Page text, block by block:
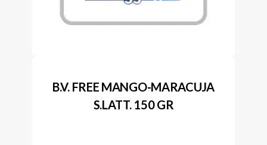
B.V. FREE MANGO-MARACUJA
S.LATT. 150 GR